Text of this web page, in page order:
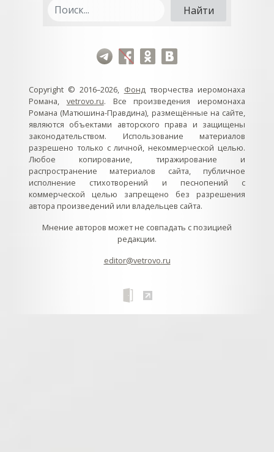
Copyright © 2016–2026, Фондтворчества иеромонаха
Романа, vetrovo.ru. Все произведения иеромонаха
Романа (Матюшина-Правдина), размещённые на сайте,
являются объектами авторского права и защищены
законодательством. Использование материалов
разрешено только с личной, некоммерческой целью.
Любое копирование, тиражирование и
распространение материалов сайта, публичное
исполнение стихотворений и песнопений с
коммерческой целью запрещено без разрешения
автора произведений или владельцев сайта.
Мнение авторов может не совпадать с позицией
редакции.
editor@vetrovo.ru